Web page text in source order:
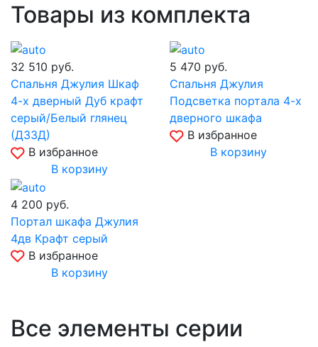
Товары из комплекта
32 510 руб.
Спальня Джулия Шкаф
4-х дверный Дуб крафт
серый/Белый глянец
(ДЗЗД)
В избранное
В корзину
5 470 руб.
Спальня Джулия
Подсветка портала 4-х
дверного шкафа
В избранное
В корзину
4 200 руб.
Портал шкафа Джулия
4дв Крафт серый
В избранное
В корзину
Все элементы серии